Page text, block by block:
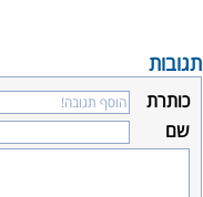
תגובות
כותרת
שם